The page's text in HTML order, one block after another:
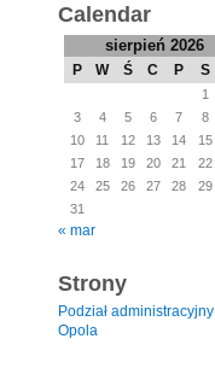
Calendar
sierpień 2026
P W Ś C P S
1
3
4 5 6 7 8
10
11 12 13 14 15
17
18 19 20 21 22
24
25 26 27 28 29
31
« mar
Strony
Podział administracyjny
Opola